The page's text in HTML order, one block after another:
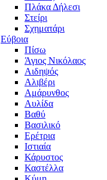
Πλάκα Δήλεσι
Στείρι
Σχηματάρι
Εύβοια
Πίσω
Άγιος Νικόλαος
Αιδηψός
Αλιβέρι
Αμάρυνθος
Αυλίδα
Βαθύ
Βασιλικό
Ερέτρια
Ιστιαία
Κάρυστος
Καστέλλα